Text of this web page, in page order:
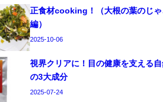
正食材cooking！（大根の葉のじゃ
編）
2025-10-06
視界クリアに！目の健康を支える
の3大成分
2025-07-24